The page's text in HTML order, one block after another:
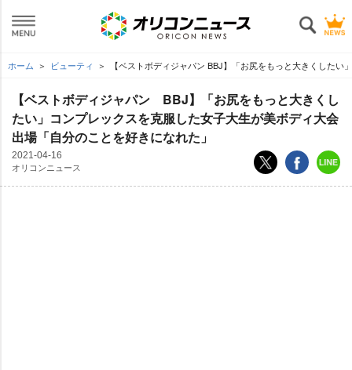
ホーム ビューティ 【ベストボディジャパン BBJ】「お尻をもっと大きくした
【ベストボディジャパン BBJ】「お尻をもっと大きくし
たい」コンプレックスを克服した女子大生が美ボディ大会
出場「自分のことを好きになれた」
2021-04-16
オリコンニュース